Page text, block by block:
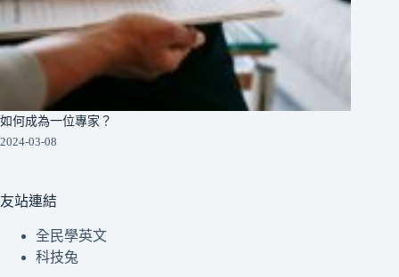
如何成為一位專家？
2024-03-08
友站連結
全民學英文
科技兔